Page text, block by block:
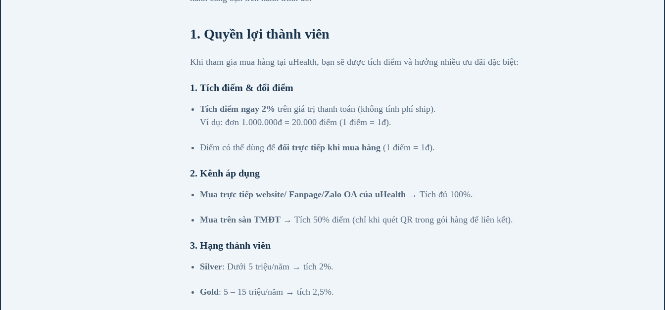
1. Quyền lợi thành viên
Khi tham gia mua hàng tại uHealth, bạn sẽ được tích điểm và hưởng nhiều ưu đãi đặc biệt:
1. Tích điểm & đổi điểm
Tích điểm ngay 2% trên giá trị thanh toán (không tính phí ship).
Ví dụ: đơn 1.000.000đ = 20.000 điểm (1 điểm = 1đ).
Điểm có thể dùng để đổi trực tiếp khi mua hàng (1 điểm = 1đ).
2. Kênh áp dụng
Mua trực tiếp website/ Fanpage/Zalo OA của uHealth → Tích đủ 100%.
Mua trên sàn TMĐT → Tích 50% điểm (chỉ khi quét QR trong gói hàng để liên kết).
3. Hạng thành viên
Silver: Dưới 5 triệu/năm → tích 2%.
Gold: 5 – 15 triệu/năm → tích 2,5%.